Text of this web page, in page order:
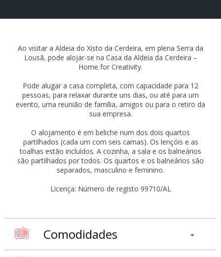
Ao visitar a Aldeia do Xisto da Cerdeira, em plena Serra da
Lousã, pode alojar-se na Casa da Aldeia da Cerdeira –
Home for Creativity.
Pode alugar a casa completa, com capacidade para 12
pessoas, para relaxar durante uns dias, ou até para um
evento, uma reunião de família, amigos ou para o retiro da
sua empresa.
O alojamento é em beliche num dos dois quartos
partilhados (cada um com seis camas). Os lençóis e as
toalhas estão incluídos. A cozinha, a sala e os balneários
são partilhados por todos. Os quartos e os balneários são
separados, masculino e feminino.
Licença: Número de registo 99710/AL
Comodidades